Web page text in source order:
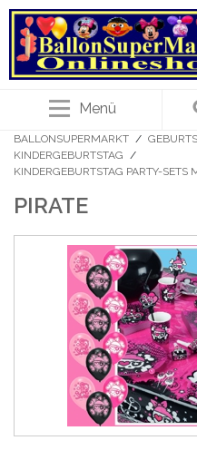
Menü
BALLONSUPERMARKT /
KINDERGEBURTSTAG /
KINDERGEBURTSTAG PARTY-SETS
PIRATE